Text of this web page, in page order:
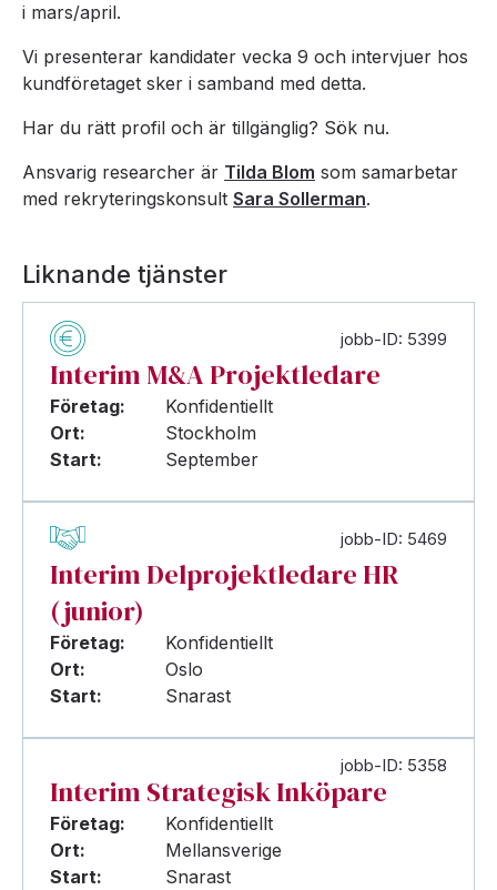
i mars/april.
Vi presenterar kandidater vecka 9 och intervjuer hos
kundföretaget sker i samband med detta.
Har du rätt profil och är tillgänglig? Sök nu.
Ansvarig researcher är Tilda Blom som samarbetar
med rekryteringskonsult Sara Sollerman.
Liknande tjänster
jobb-ID: 5399
Interim M&A Projektledare
Företag:
Konfidentiellt
Ort:
Stockholm
Start:
September
jobb-ID: 5469
Interim Delprojektledare HR
(junior)
Företag:
Konfidentiellt
Ort:
Oslo
Start:
Snarast
jobb-ID: 5358
Interim Strategisk Inköpare
Företag:
Konfidentiellt
Ort:
Mellansverige
Start:
Snarast